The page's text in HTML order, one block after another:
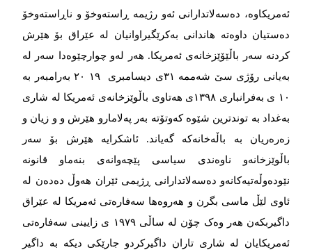
ئەمریکاوه‌‌‌، دەسەلاتدارانی ئەو رژیمە ڕاستەوخۆ و ناڕاستەوخۆ
دەستیان داوەتە هاندانی بەکرێگیراوانیان لە عێراق بۆ هێرش
کردنە سەر باڵێۆێزخانەی ئەمریکا. هەر لەو چوارچێوەدا سەر لە
بەیانی رۆژی سێ‌ شەممە ٣١ی دیسامبری ٢٠ ١٩ به‌‌‌رامبه‌‌‌ر به‌‌‌
١٠ ی بەفرانباری ١٣٩٨ی هەتاوی باڵوێزخانەی ئەمریکا لە شاری
بەغداد بە توندترین شێوە کەوتۆتە بەر پەلامارو هێرش و و زیان و
زەرەریان بە باڵەخانەکە گەیاند. ئاشکرایە هێرش بۆ سەر
باڵوێزخانەو ناوەندی سیاسی پێچەوانەی بنەماو قانونە
نێودەوڵەتیەکانەو دەسەلاتدارانی ڕژیمی ئێران هەوڵ دەدەن لە
ئاوی لێڵ ماسی بگرن و هەروەها سەفارەتی ئەمریکا لە عێراق
داگیربکەن هەر وەک چۆن لە ساڵی ١٩٧٩ ی زایینی سەفارەتی
ئەمریکایان لە شاری تاران داگیرکردو جارێکی دیکە بە داگیر